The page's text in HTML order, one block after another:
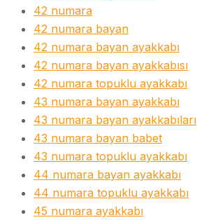
42 numara
42 numara bayan
42 numara bayan ayakkabı
42 numara bayan ayakkabısı
42 numara topuklu ayakkabı
43 numara bayan ayakkabı
43 numara bayan ayakkabıları
43 numara bayan babet
43 numara topuklu ayakkabı
44 numara bayan ayakkabı
44 numara topuklu ayakkabı
45 numara ayakkabı